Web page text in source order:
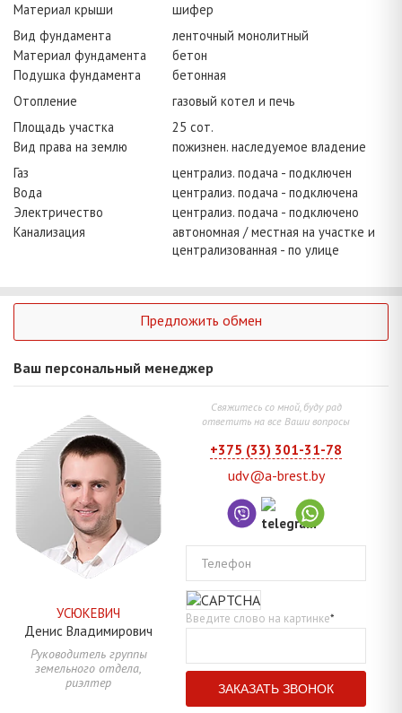
Материал крыши
шифер
Вид фундамента
ленточный монолитный
Материал фундамента
бетон
Подушка фундамента
бетонная
Отопление
газовый котел и печь
Площадь участка
25 сот.
Вид права на землю
пожизнен. наследуемое владение
Газ
централиз. подача - подключен
Вода
централиз. подача - подключена
Электричество
централиз. подача - подключено
Канализация
автономная / местная на участке и
централизованная - по улице
Предложить обмен
Ваш персональный менеджер
УСЮКЕВИЧ
Денис Владимирович
Руководитель группы
земельного отдела,
риэлтер
Свяжитесь со мной, буду рад
ответить на все Ваши вопросы
+375 (33) 301-31-78
udv@a-brest.by
Телефон
Введите слово на картинке*